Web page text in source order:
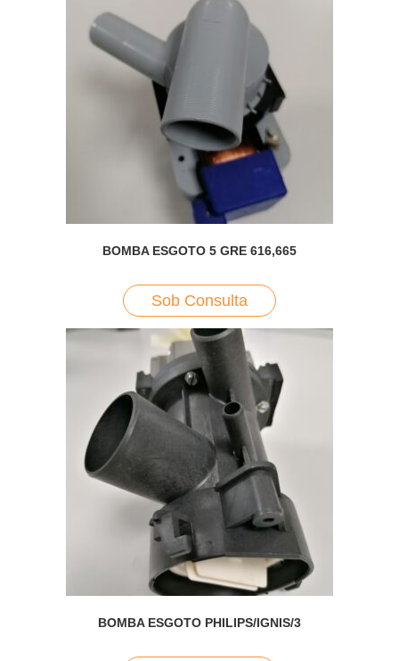
BOMBA ESGOTO 5 GRE 616,665
Sob Consulta
BOMBA ESGOTO PHILIPS/IGNIS/3